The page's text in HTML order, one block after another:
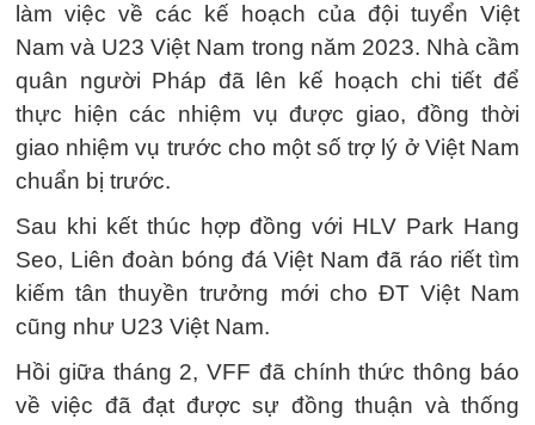
làm việc về các kế hoạch của đội tuyển Việt
Nam và U23 Việt Nam trong năm 2023. Nhà cầm
quân người Pháp đã lên kế hoạch chi tiết để
thực hiện các nhiệm vụ được giao, đồng thời
giao nhiệm vụ trước cho một số trợ lý ở Việt Nam
chuẩn bị trước.
Sau khi kết thúc hợp đồng với HLV Park Hang
Seo, Liên đoàn bóng đá Việt Nam đã ráo riết tìm
kiếm tân thuyền trưởng mới cho ĐT Việt Nam
cũng như U23 Việt Nam.
Hồi giữa tháng 2, VFF đã chính thức thông báo
về việc đã đạt được sự đồng thuận và thống